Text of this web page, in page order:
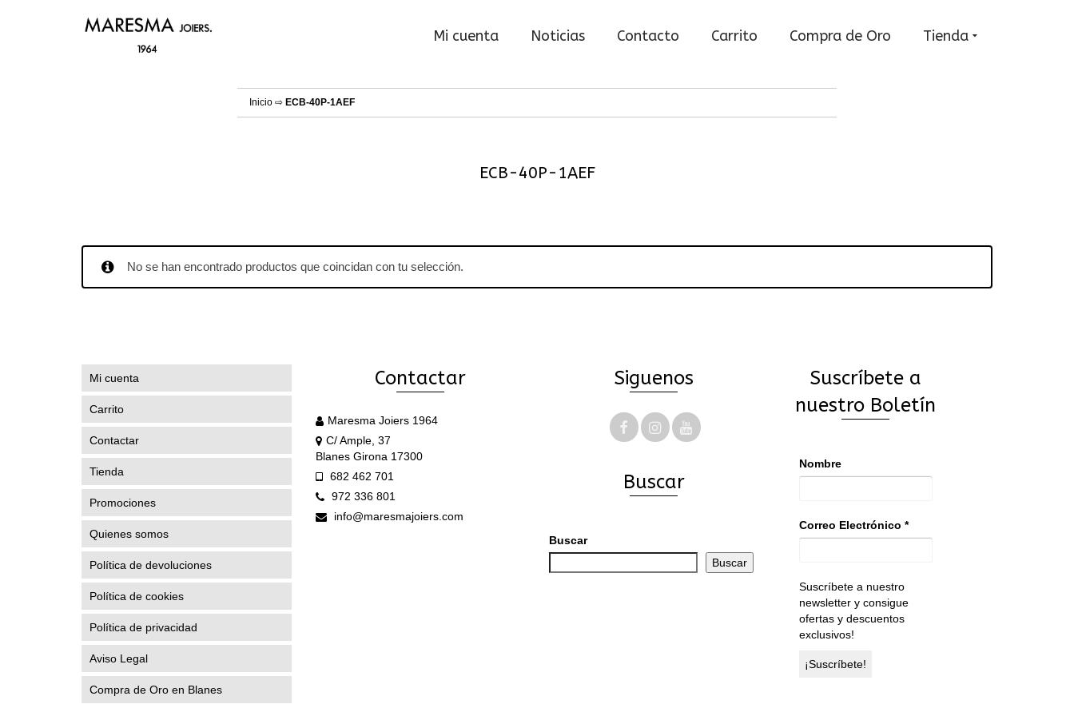
Mi cuenta Noticias Contacto Carrito Compra de Oro Tienda
Inicio ⇨ ECB-40P-1AEF
ECB-40P-1AEF
No se han encontrado productos que coincidan con tu selección.
Mi cuenta
Carrito
Contactar
Tienda
Promociones
Quienes somos
Política de devoluciones
Política de cookies
Política de privacidad
Aviso Legal
Compra de Oro en Blanes
Contactar
Maresma Joiers 1964
C/ Ample, 37
Blanes Girona 17300
682 462 701
972 336 801
info@maresmajoiers.com
Siguenos
Buscar
Buscar
Buscar
Suscríbete a
nuestro Boletín
Nombre
Correo Electrónico *
Suscríbete a nuestro
newsletter y consigue
ofertas y descuentos
exclusivos!